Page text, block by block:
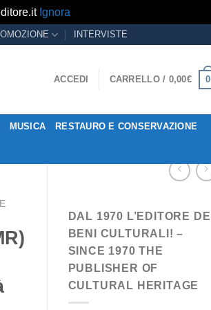
Ignora
INTERVISTE
ACCEDI CARRELLO / 0,00€ 0
MUSICA RESTAURO E CONSERVAZIONE
DAL 1970 L’EDITORE DEI
BENI CULTURALI! –
SINCE 1970 THE
PUBLISHER OF
CULTURAL HERITAGE